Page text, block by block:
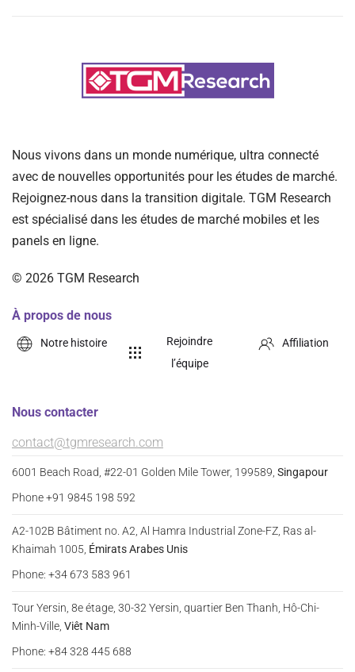
Nous vivons dans un monde numérique, ultra connecté
avec de nouvelles opportunités pour les études de marché.
Rejoignez-nous dans la transition digitale. TGM Research
est spécialisé dans les études de marché mobiles et les
panels en ligne.
© 2026 TGM Research
À propos de nous
Notre histoire
Rejoindre
l’équipe
Affiliation
Nous contacter
contact@tgmresearch.com
6001 Beach Road, #22-01 Golden Mile Tower, 199589, Singapour
Phone +91 9845 198 592
A2-102B Bâtiment no. A2, Al Hamra Industrial Zone-FZ, Ras al-
Khaimah 1005, Émirats Arabes Unis
Phone: +34 673 583 961
Tour Yersin, 8e étage, 30-32 Yersin, quartier Ben Thanh, Hô-Chi-
Minh-Ville, Viêt Nam
Phone: +84 328 445 688